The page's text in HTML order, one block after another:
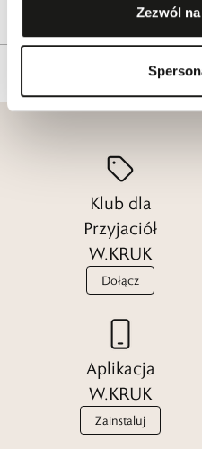
Zezwól
Klub dla
Przyjaciół
W.KRUK
Dołącz
Aplikacja
W.KRUK
Zainstaluj